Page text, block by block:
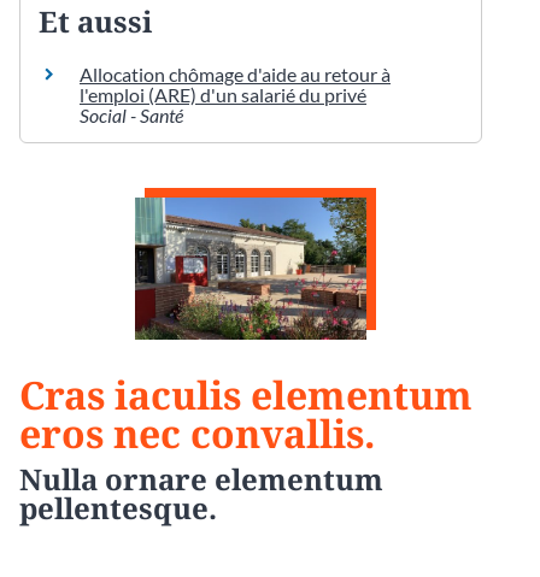
Et aussi
Allocation chômage d'aide au retour à
l'emploi (ARE) d'un salarié du privé
Social - Santé
Cras iaculis elementum
eros nec convallis.
Nulla ornare elementum
pellentesque.